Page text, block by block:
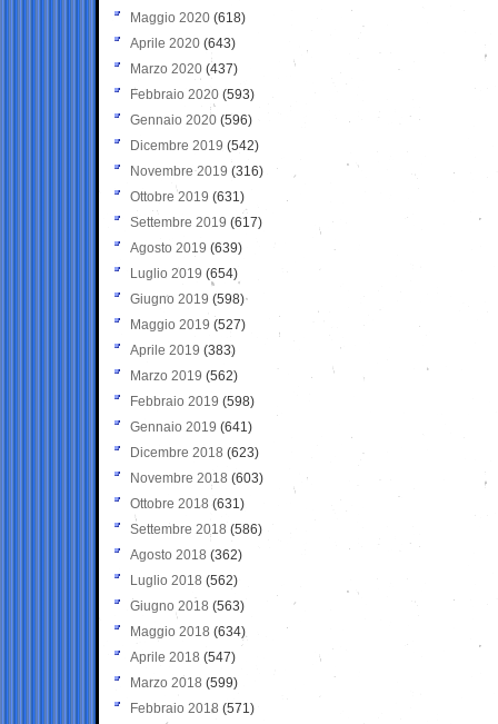
Maggio 2020 (618)
Aprile 2020 (643)
Marzo 2020 (437)
Febbraio 2020 (593)
Gennaio 2020 (596)
Dicembre 2019 (542)
Novembre 2019 (316)
Ottobre 2019 (631)
Settembre 2019 (617)
Agosto 2019 (639)
Luglio 2019 (654)
Giugno 2019 (598)
Maggio 2019 (527)
Aprile 2019 (383)
Marzo 2019 (562)
Febbraio 2019 (598)
Gennaio 2019 (641)
Dicembre 2018 (623)
Novembre 2018 (603)
Ottobre 2018 (631)
Settembre 2018 (586)
Agosto 2018 (362)
Luglio 2018 (562)
Giugno 2018 (563)
Maggio 2018 (634)
Aprile 2018 (547)
Marzo 2018 (599)
Febbraio 2018 (571)